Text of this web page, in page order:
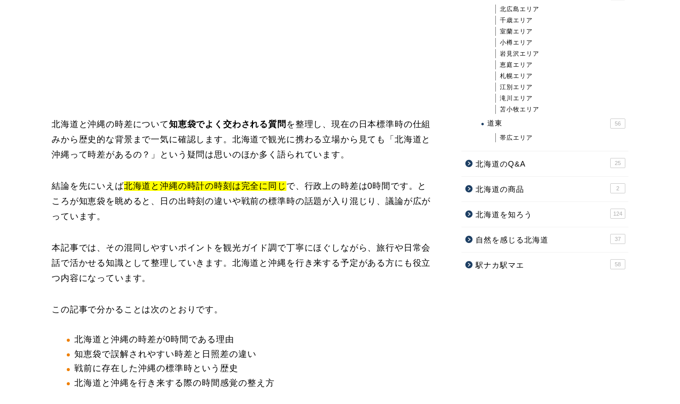
北海道と沖縄の時差について知恵袋でよく交わされる質問 を整理し、現在の日本標準時の仕組
みから歴史的な背景まで一気に確認します。北海道で観光に携わる立場から見ても「北海道と
沖縄って時差があるの？」という疑問は思いのほか多く語られています。
結論を先にいえば北海道と沖縄の時計の時刻は完全に同じ で、行政上の時差は0時間です。と
ころが知恵袋を眺めると、日の出時刻の違いや戦前の標準時の話題が入り混じり、議論が広が
っています。
本記事では、その混同しやすいポイントを観光ガイド調で丁寧にほぐしながら、旅行や日常会
話で活かせる知識として整理していきます。北海道と沖縄を行き来する予定がある方にも役立
つ内容になっています。
この記事で分かることは次のとおりです。
北海道と沖縄の時差が0時間である理由
知恵袋で誤解されやすい時差と日照差の違い
戦前に存在した沖縄の標準時という歴史
北海道と沖縄を行き来する際の時間感覚の整え方
北広島エリア
千歳エリア
室蘭エリア
小樽エリア
岩見沢エリア
恵庭エリア
札幌エリア
江別エリア
滝川エリア
苫小牧エリア
道東 56
帯広エリア
北海道のQ&A 25
北海道の商品 2
北海道を知ろう 124
自然を感じる北海道 37
駅ナカ駅マエ 58